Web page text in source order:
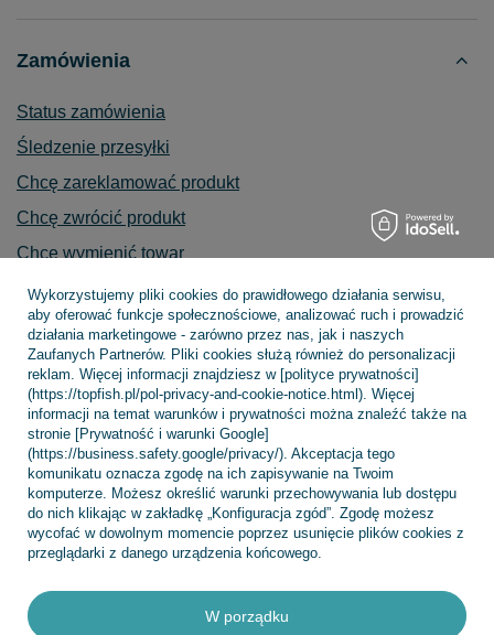
Zamówienia
Status zamówienia
Śledzenie przesyłki
Chcę zareklamować produkt
Chcę zwrócić produkt
Chcę wymienić towar
Kontakt
Konto
Regulaminy
INFORMACJE
Wykorzystujemy pliki cookies do prawidłowego działania serwisu,
aby oferować funkcje społecznościowe, analizować ruch i prowadzić
działania marketingowe - zarówno przez nas, jak i naszych
Zaufanych Partnerów. Pliki cookies służą również do personalizacji
reklam. Więcej informacji znajdziesz w [polityce prywatności]
(https://topfish.pl/pol-privacy-and-cookie-notice.html). Więcej
informacji na temat warunków i prywatności można znaleźć także na
stronie [Prywatność i warunki Google]
(https://business.safety.google/privacy/). Akceptacja tego
komunikatu oznacza zgodę na ich zapisywanie na Twoim
komputerze. Możesz określić warunki przechowywania lub dostępu
do nich klikając w zakładkę „Konfiguracja zgód”. Zgodę możesz
wycofać w dowolnym momencie poprzez usunięcie plików cookies z
przeglądarki z danego urządzenia końcowego.
W porządku